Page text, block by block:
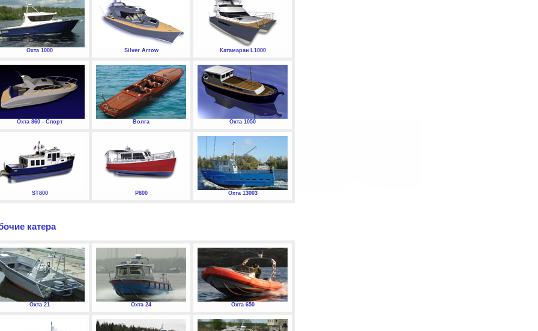
Охта 1000 Silver Arrow Катамаран L1000
Охта 860 - Спорт Волга Охта 1050
ST800 P800 Охта 13003
катера
Охта 21 Охта 24 Охта 650